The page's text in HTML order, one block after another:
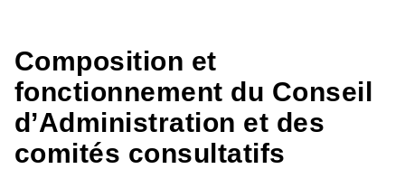
Composition et
fonctionnement du Conseil
d’Administration et des
comités consultatifs